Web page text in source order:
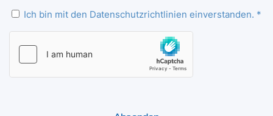
Ich bin mit den Datenschutzrichtlinien einverstanden. *